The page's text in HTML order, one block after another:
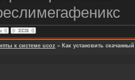
к системе ucoz » Как установить